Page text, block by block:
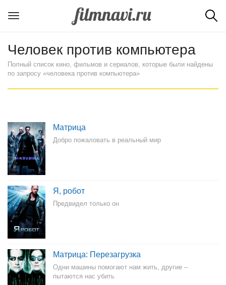
Человек против компьютера
Полный список кино, фильмов и сериалов, которые были найдены
по запросу «человека против компьютера»
Матрица
Добро пожаловать в реальный мир
Я, робот
Предвидел только он
Матрица: Перезагрузка
Одни машины помогают нам жить, другие –
пытаются нас убить